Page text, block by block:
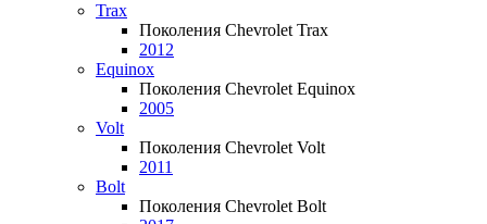
Trax
Поколения Chevrolet Trax
2012
Equinox
Поколения Chevrolet Equinox
2005
Volt
Поколения Chevrolet Volt
2011
Bolt
Поколения Chevrolet Bolt